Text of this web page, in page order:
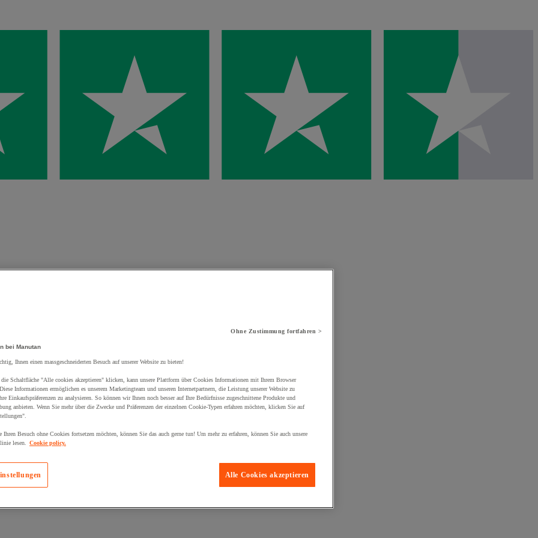
zum Warenkorb hinzugefügt:
Ohne Zustimmung fortfahren >
bei Manutan
Ihnen einen massgeschneiderten Besuch auf unserer Website zu bieten!
die Schaltfläche "Alle cookies akzeptieren" klicken, kann unsere Plattform über Cookies Informationen mit Ihrem Browser
Informationen ermöglichen es unserem Marketingteam und unseren Internetpartnern, die Leistung unserer Website zu
Einkaufspräferenzen zu analysieren. So können wir Ihnen noch besser auf Ihre Bedürfnisse zugeschnittene Produkte und
anbieten. Wenn Sie mehr über die Zwecke und Präferenzen der einzelnen Cookie-Typen erfahren möchten, klicken Sie auf
Ihren Besuch ohne Cookies fortsetzen möchten, können Sie das auch gerne tun! Um mehr zu erfahren, können Sie auch unsere
lesen.
Cookie policy.
Alle Cookies akzeptieren